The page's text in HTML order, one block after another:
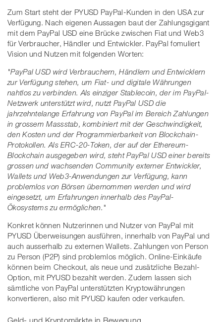
Zum Start steht der PYUSD PayPal-Kunden in den USA zur
Verfügung. Nach eigenen Aussagen baut der Zahlungsgigant
mit dem PayPal USD eine Brücke zwischen Fiat und Web3
für Verbraucher, Händler und Entwickler. PayPal fomuliert
Vision und Nutzen mit folgenden Worten:
"PayPal USD wird Verbrauchern, Händlern und Entwicklern
zur Verfügung stehen, um Fiat- und digitale Währungen
nahtlos zu verbinden. Als einziger Stablecoin, der im PayPal-
Netzwerk unterstützt wird, nutzt PayPal USD die
jahrzehntelange Erfahrung von PayPal im Bereich Zahlungen
in grossem Massstab, kombiniert mit der Geschwindigkeit,
den Kosten und der Programmierbarkeit von Blockchain-
Protokollen. Als ERC-20-Token, der auf der Ethereum-
Blockchain ausgegeben wird, steht PayPal USD einer bereits
grossen und wachsenden Community externer Entwickler,
Wallets und Web3-Anwendungen zur Verfügung, kann
problemlos von Börsen übernommen werden und wird
eingesetzt, um Erfahrungen innerhalb des PayPal-
Ökosystems zu ermöglichen."
Konkret können Nutzerinnen und Nutzer von PayPal mit
PYUSD Überweisungen ausführen, innerhalb von PayPal und
auch ausserhalb zu externen Wallets. Zahlungen von Person
zu Person (P2P) sind problemlos möglich. Online-Einkäufe
können beim Checkout, als neue und zusätzliche Bezahl-
Option, mit PYUSD bezahlt werden. Zudem lassen sich
sämtliche von PayPal unterstützten Kryptowährungen
konvertieren, also mit PYUSD kaufen oder verkaufen.
Geld- und Kryptomärkte in Bewegung